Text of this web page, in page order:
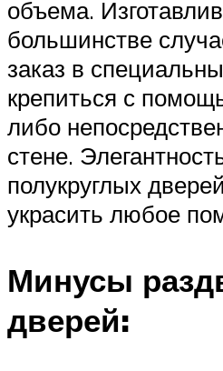
объема.
большинстве
заказ в
крепиться с
либо
стене.
полукруглых
украсить любое
Минусы
дверей: